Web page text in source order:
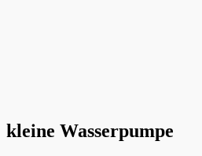
kleine Wasserpumpe